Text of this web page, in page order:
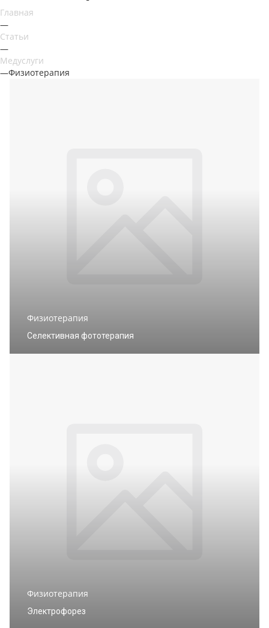
Главная
—
Статьи
—
Медуслуги
—Физиотерапия
Физиотерапия
Селективная фототерапия
Физиотерапия
Электрофорез